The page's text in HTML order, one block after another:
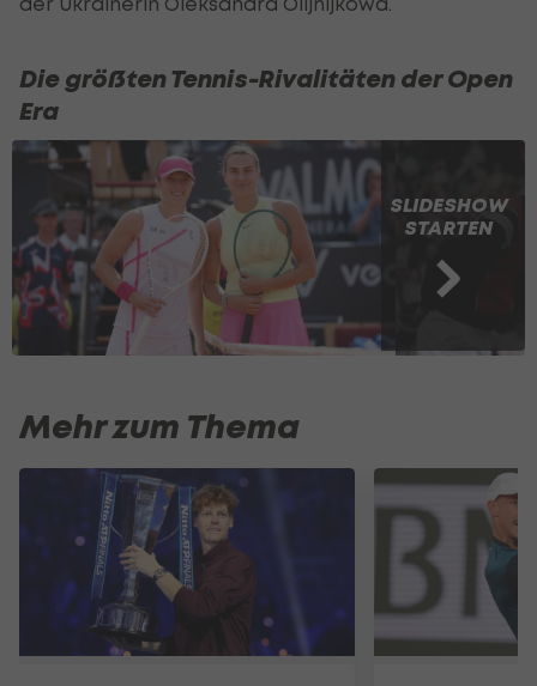
Die größten Tennis-Rivalitäten der Open
Era
SLIDESHOW
STARTEN
Mehr zum Thema